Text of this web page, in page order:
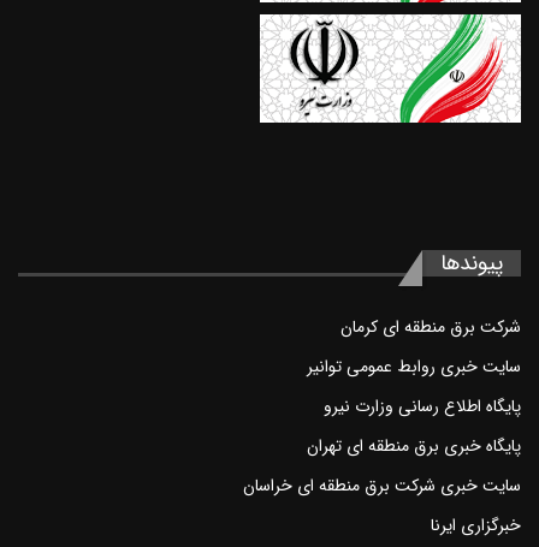
پیوند‌ها
شرکت برق منطقه ای کرمان
سايت خبری روابط عمومی توانير
پايگاه اطلاع رسانی وزارت نيرو
پایگاه خبری برق منطقه ای تهران
سايت خبری شرکت برق منطقه ای خراسان
خبرگزاری ايرنا